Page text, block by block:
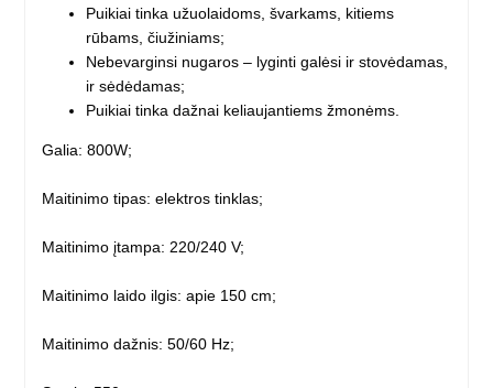
Puikiai tinka užuolaidoms, švarkams, kitiems
rūbams, čiužiniams;
Nebevarginsi nugaros – lyginti galėsi ir stovėdamas,
ir sėdėdamas;
Puikiai tinka dažnai keliaujantiems žmonėms.
Galia: 800W;
Maitinimo tipas: elektros tinklas;
Maitinimo įtampa: 220/240 V;
Maitinimo laido ilgis: apie 150 cm;
Maitinimo dažnis: 50/60 Hz;